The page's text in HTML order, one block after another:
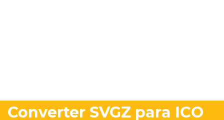
Converter SVGZ para ICO